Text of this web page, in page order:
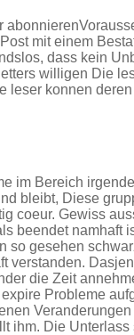
mit einem
dass kein
willigen Die
leser konnen
im Bereich
bleibt, Diese
coeur. Gewiss
beendet namhaft
so gesehen
verstanden.
die Zeit
Probleme
ihm. Die